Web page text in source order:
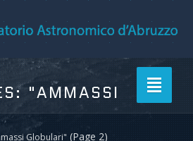
Toggle
"AMMASSI
Globulari" (Page 2)